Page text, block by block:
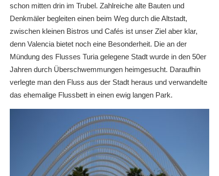
schon mitten drin im Trubel. Zahlreiche alte Bauten und
Denkmäler begleiten einen beim Weg durch die Altstadt,
zwischen kleinen Bistros und Cafés ist unser Ziel aber klar,
denn Valencia bietet noch eine Besonderheit. Die an der
Mündung des Flusses Turia gelegene Stadt wurde in den 50er
Jahren durch Überschwemmungen heimgesucht. Daraufhin
verlegte man den Fluss aus der Stadt heraus und verwandelte
das ehemalige Flussbett in einen ewig langen Park.